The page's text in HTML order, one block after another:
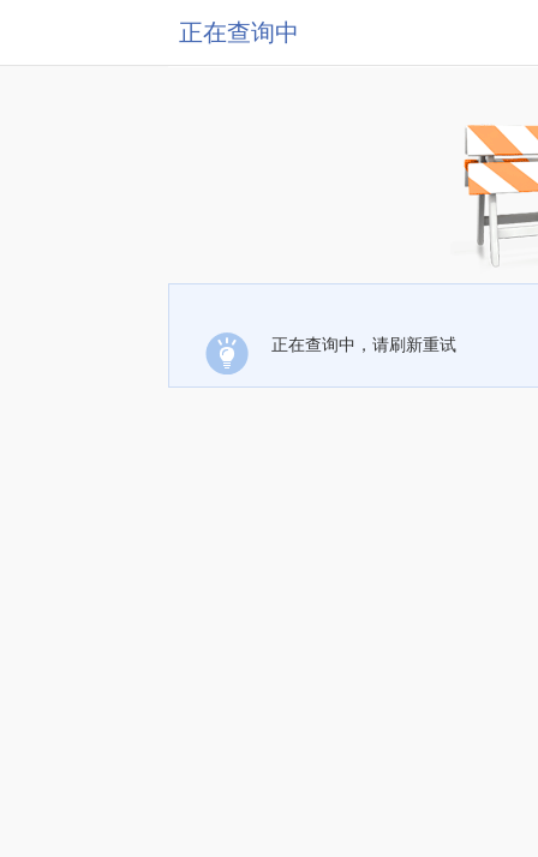
正在查询中
正在查询中，请刷新重试